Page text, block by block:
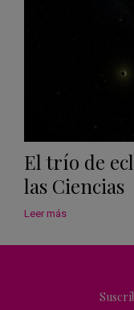
El trío de
las Ciencias
Leer más